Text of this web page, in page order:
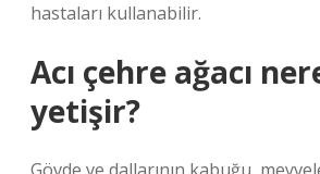
hastaları kullanabilir.
Acı çehre ağacı
yetişir?